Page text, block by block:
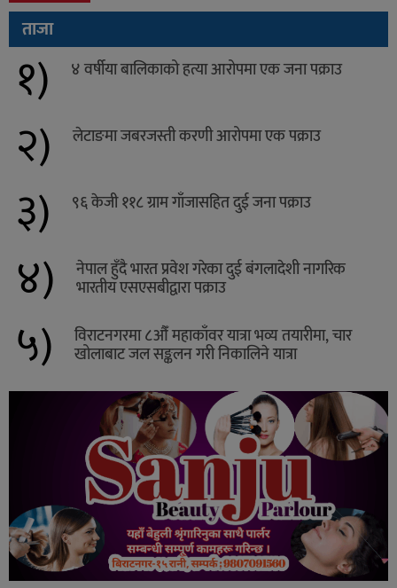
ताजा
१) ४ वर्षीया बालिकाको हत्या आरोपमा एक जना पक्राउ
२) लेटाङमा जबरजस्ती करणी आरोपमा एक पक्राउ
३) ९६ केजी ११८ ग्राम गाँजासहित दुई जना पक्राउ
४) नेपाल हुँदै भारत प्रवेश गरेका दुई बंगलादेशी नागरिक
भारतीय एसएसबीद्वारा पक्राउ
५) विराटनगरमा ८औँ महाकाँवर यात्रा भव्य तयारीमा, चार
खोलाबाट जल सङ्कलन गरी निकालिने यात्रा